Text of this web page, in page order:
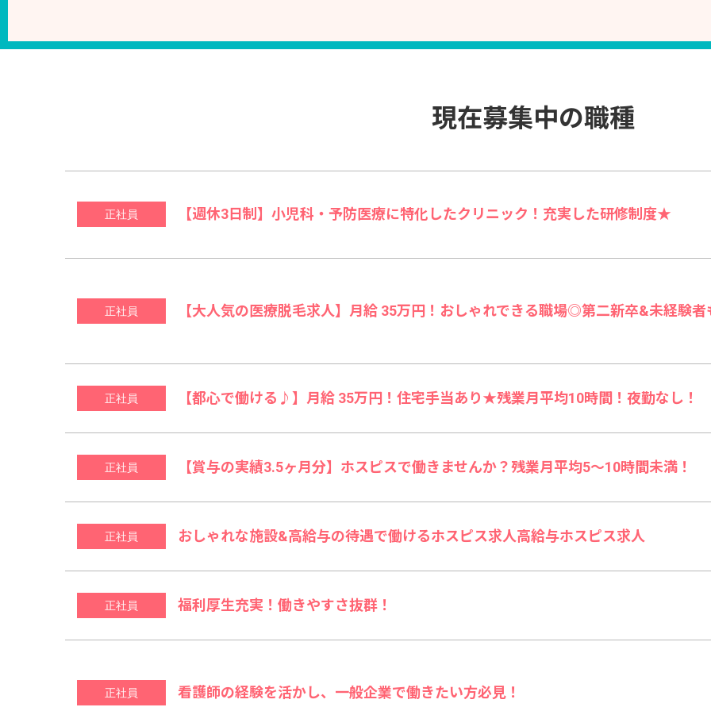
現在募集中の職種
正社員 【週休3日制】小児科・予防医療に特化したクリニック！充実した研修制度★
正社員 【大人気の医療脱毛求人】月給 35万円！おしゃれできる職場◎第二新卒&未経験者
正社員 【都心で働ける♪】月給 35万円！住宅手当あり★残業月平均10時間！夜勤なし！
正社員 【賞与の実績3.5ヶ月分】ホスピスで働きませんか？残業月平均5〜10時間未満！
正社員 おしゃれな施設&高給与の待遇で働けるホスピス求人高給与ホスピス求人
正社員 福利厚生充実！働きやすさ抜群！
正社員 看護師の経験を活かし、一般企業で働きたい方必見！